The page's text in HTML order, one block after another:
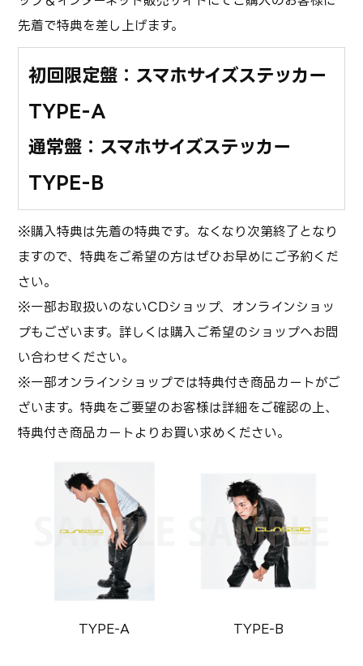
先着で特典を差し上げます。
初回限定盤：スマホサイズステッカー
TYPE-A
通常盤：スマホサイズステッカー
TYPE-B
※購入特典は先着の特典です。なくなり次第終了となり
ますので、特典をご希望の方はぜひお早めにご予約くだ
さい。
※一部お取扱いのないCDショップ、オンラインショッ
プもございます。詳しくは購入ご希望のショップへお問
い合わせください。
※一部オンラインショップでは特典付き商品カートがご
ざいます。特典をご要望のお客様は詳細をご確認の上、
特典付き商品カートよりお買い求めください。
TYPE-A TYPE-B